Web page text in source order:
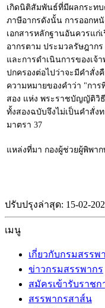
เกิดนิติสัมพันธ์ที่มีผลกระท
ภาษีอากรดังนั้น การออกห
เอกสารหลักฐานอันควรแก่
อากรตาม ประมวลรัษฎากร
และการดำเนินการของเจ้
ปกครองต่อไปว่าจะมีคำสั่ง
ความหมายของคำว่า "กา
สอง แห่ง พระราชบัญญัติวิ
ทั้งสองฉบับจึงไม่เป็นคำสั่ง
มาตรา 37
แหล่งที่มา กองผู้ช่วยผู้พิพา
ปรับปรุงล่าสุด: 15-02-
เมนู
เกี่ยวกับกรมสรรพ
ข่าวกรมสรรพากร
สมัครเข้ารับราชก
สรรพากรสาส์น